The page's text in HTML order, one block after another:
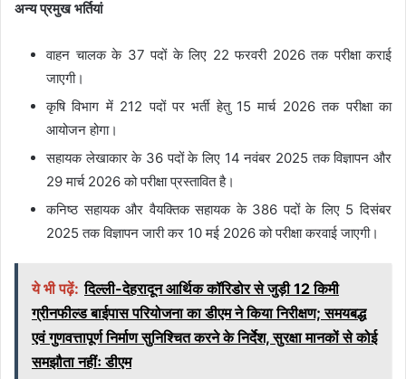
अन्य प्रमुख भर्तियां
वाहन चालकके 37 पदोंके लिए 22 फरवरी 2026तक परीक्षा कराई
जाएगी।
कृषि विभाग में 212 पदोंपर भर्ती हेतु 15 मार्च 2026तक परीक्षा का
आयोजन होगा।
सहायक लेखाकारके 36 पदोंके लिए 14 नवंबर 2025 तक विज्ञापन और
29 मार्च 2026को परीक्षा प्रस्तावित है।
कनिष्ठ सहायकऔरवैयक्तिक सहायकके 386 पदोंके लिए 5 दिसंबर
2025 तक विज्ञापन जारी कर 10 मई 2026को परीक्षा करवाई जाएगी।
ये भी पढ़ें: दिल्ली-देहरादून आर्थिक कॉरिडोर से जुड़ी 12 किमी
ग्रीनफील्ड बाईपास परियोजना का डीएम ने किया निरीक्षण; समयबद्ध
एवं गुणवत्तापूर्ण निर्माण सुनिश्चित करने के निर्देश, सुरक्षा मानकों से कोई
समझौता नहींः डीएम